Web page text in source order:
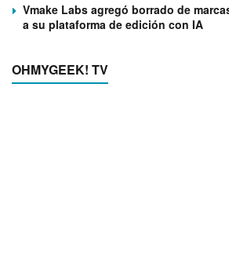
Vmake Labs agregó borrado de
a su plataforma de edición con IA
OHMYGEEK! TV